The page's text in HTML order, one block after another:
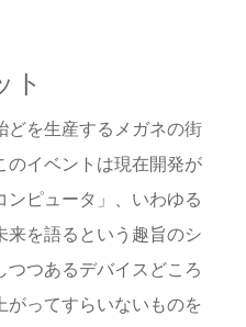
ト
どを生産するメガネの街
のイベントは現在開発が
ピュータ」、いわゆる
来を語るという趣旨のシ
つつあるデバイスどころ
ってすらいないものを